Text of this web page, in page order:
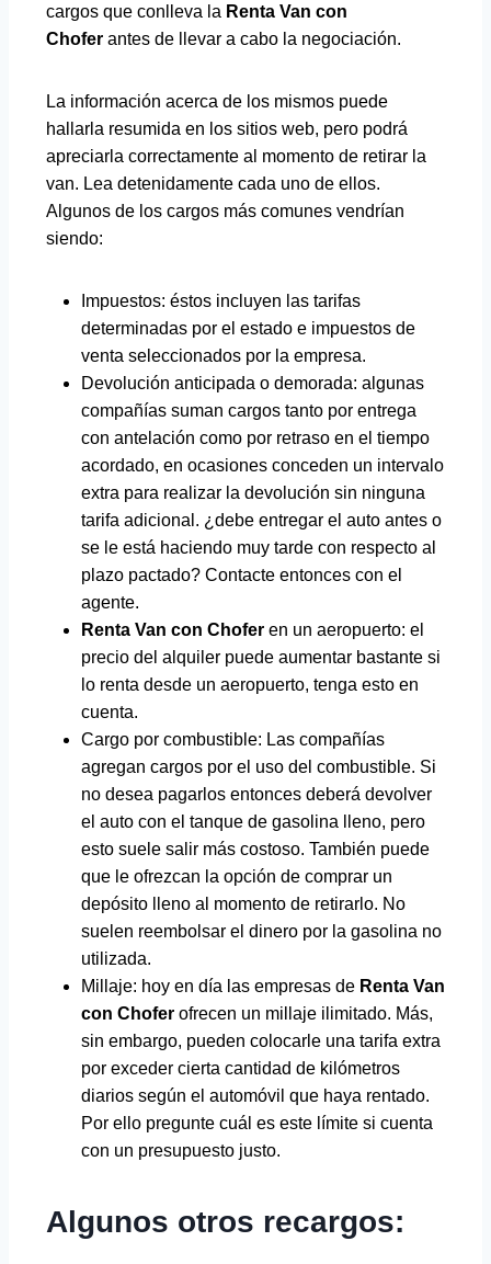
cargos que conlleva la Renta Van con
Chofer antes de llevar a cabo la negociación.
La información acerca de los mismos puede
hallarla resumida en los sitios web, pero podrá
apreciarla correctamente al momento de retirar la
van. Lea detenidamente cada uno de ellos.
Algunos de los cargos más comunes vendrían
siendo:
Impuestos: éstos incluyen las tarifas
determinadas por el estado e impuestos de
venta seleccionados por la empresa.
Devolución anticipada o demorada: algunas
compañías suman cargos tanto por entrega
con antelación como por retraso en el tiempo
acordado, en ocasiones conceden un intervalo
extra para realizar la devolución sin ninguna
tarifa adicional. ¿debe entregar el auto antes o
se le está haciendo muy tarde con respecto al
plazo pactado? Contacte entonces con el
agente.
Renta Van con Chofer en un aeropuerto: el
precio del alquiler puede aumentar bastante si
lo renta desde un aeropuerto, tenga esto en
cuenta.
Cargo por combustible: Las compañías
agregan cargos por el uso del combustible. Si
no desea pagarlos entonces deberá devolver
el auto con el tanque de gasolina lleno, pero
esto suele salir más costoso. También puede
que le ofrezcan la opción de comprar un
depósito lleno al momento de retirarlo. No
suelen reembolsar el dinero por la gasolina no
utilizada.
Millaje: hoy en día las empresas de Renta Van
con Chofer ofrecen un millaje ilimitado. Más,
sin embargo, pueden colocarle una tarifa extra
por exceder cierta cantidad de kilómetros
diarios según el automóvil que haya rentado.
Por ello pregunte cuál es este límite si cuenta
con un presupuesto justo.
Algunos otros recargos: